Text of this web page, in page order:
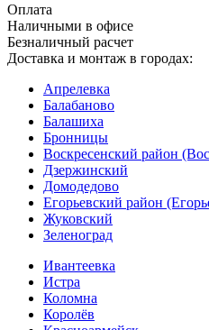
Оплата
Наличными в офисе
Безналичный расчет
Доставка и монтаж в городах:
Апрелевка
Балабаново
Балашиха
Бронницы
Воскресенский район
Дзержинский
Домодедово
Егорьевский район
Жуковский
Зеленоград
Ивантеевка
Истра
Коломна
Королёв